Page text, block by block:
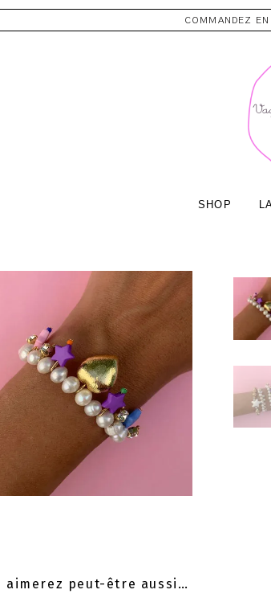
COMMANDEZ
SHOP
aimerez peut-être aussi…